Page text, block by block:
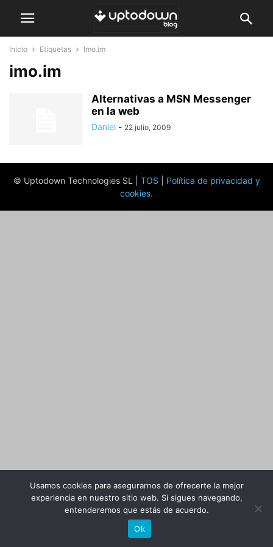
Inicio Etiquetas Imo.im
imo.im
Alternativas a MSN Messenger
en la web
Daniel - 22 julio, 2009
© Uptodown Technologies SL | TOS
Política de privacidad y
cookies.
Usamos cookies para asegurarnos de ofrecerte la mejor
experiencia en nuestro sitio web. Si sigues navegando,
entenderemos que estás de acuerdo.
Ok